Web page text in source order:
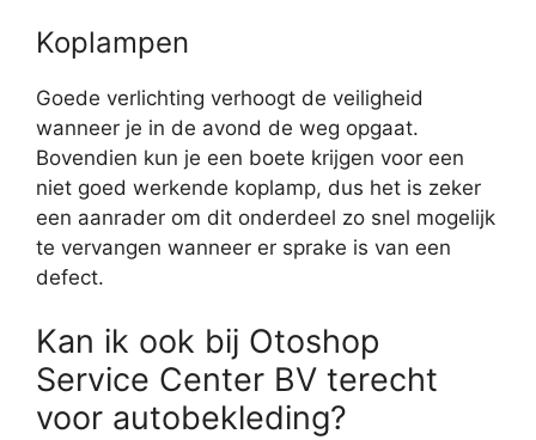
Koplampen
Goede verlichting verhoogt de veiligheid
wanneer je in de avond de weg opgaat.
Bovendien kun je een boete krijgen voor een
niet goed werkende koplamp, dus het is zeker
een aanrader om dit onderdeel zo snel mogelijk
te vervangen wanneer er sprake is van een
defect.
Kan ik ook bij Otoshop
Service Center BV terecht
voor autobekleding?